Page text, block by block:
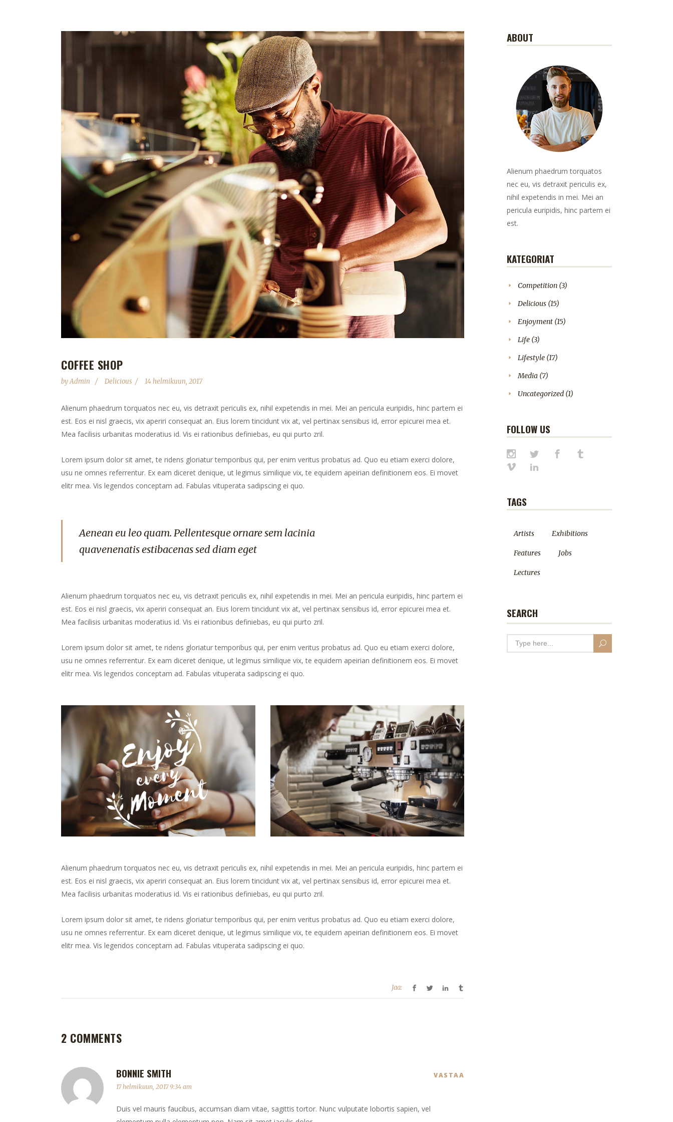
COFFEE SHOP
byAdmin Delicious 14 helmikuun, 2017
Alienum phaedrum torquatos nec eu, vis detraxit periculis ex, nihil expetendis in mei. Mei an pericula euripidis, hinc partem ei
est. Eos ei nisl graecis, vix aperiri consequat an. Eius lorem tincidunt vix at, vel pertinax sensibus id, error epicurei mea et.
Mea facilisis urbanitas moderatius id. Vis ei rationibus definiebas, eu qui purto zril.
Lorem ipsum dolor sit amet, te ridens gloriatur temporibus qui, per enim veritus probatus ad. Quo eu etiam exerci dolore,
usu ne omnes referrentur. Ex eam diceret denique, ut legimus similique vix, te equidem apeirian definitionem eos. Ei movet
elitr mea. Vis legendos conceptam ad. Fabulas vituperata sadipscing ei quo.
Aenean eu leo quam. Pellentesque ornare sem lacinia
quavenenatis estibacenas sed diam eget
Alienum phaedrum torquatos nec eu, vis detraxit periculis ex, nihil expetendis in mei. Mei an pericula euripidis, hinc partem ei
est. Eos ei nisl graecis, vix aperiri consequat an. Eius lorem tincidunt vix at, vel pertinax sensibus id, error epicurei mea et.
Mea facilisis urbanitas moderatius id. Vis ei rationibus definiebas, eu qui purto zril.
Lorem ipsum dolor sit amet, te ridens gloriatur temporibus qui, per enim veritus probatus ad. Quo eu etiam exerci dolore,
usu ne omnes referrentur. Ex eam diceret denique, ut legimus similique vix, te equidem apeirian definitionem eos. Ei movet
elitr mea. Vis legendos conceptam ad. Fabulas vituperata sadipscing ei quo.
Alienum phaedrum torquatos nec eu, vis detraxit periculis ex, nihil expetendis in mei. Mei an pericula euripidis, hinc partem ei
est. Eos ei nisl graecis, vix aperiri consequat an. Eius lorem tincidunt vix at, vel pertinax sensibus id, error epicurei mea et.
Mea facilisis urbanitas moderatius id. Vis ei rationibus definiebas, eu qui purto zril.
Lorem ipsum dolor sit amet, te ridens gloriatur temporibus qui, per enim veritus probatus ad. Quo eu etiam exerci dolore,
usu ne omnes referrentur. Ex eam diceret denique, ut legimus similique vix, te equidem apeirian definitionem eos. Ei movet
elitr mea. Vis legendos conceptam ad. Fabulas vituperata sadipscing ei quo.
Jaa:
2 COMMENTS
BONNIE SMITH VASTAA
17 helmikuun, 2017 9:34 am
Duis vel mauris faucibus, accumsan diam vitae, sagittis tortor. Nunc vulputate lobortis sapien, vel
ABOUT
Alienum phaedrum torquatos
nec eu, vis detraxit periculis ex,
nihil expetendis in mei. Mei an
pericula euripidis, hinc partem ei
est.
KATEGORIAT
Competition (3)
Delicious (15)
Enjoyment (15)
Life (3)
Lifestyle (17)
Media (7)
Uncategorized (1)
FOLLOW US
TAGS
Artists Exhibitions
Features Jobs
Lectures
SEARCH